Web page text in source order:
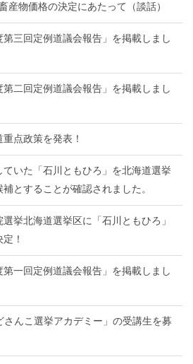
産物価格の決定にあたって（談話）
第三回定例道議会報告」を掲載しまし
第二回定例道議会報告」を掲載しまし
重点政策を発表！
ていた「石川ともひろ」を北海道選挙
補とすることが確認されました。
挙北海道選挙区に「石川ともひろ」
！
第一回定例道議会報告」を掲載しまし
さんこ選挙アカデミー」の受講生を募